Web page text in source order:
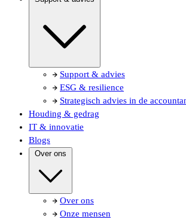
Support & advies
ESG & resilience
Strategisch advies in de
Houding & gedrag
IT & innovatie
Blogs
Over ons
Over ons
Onze mensen